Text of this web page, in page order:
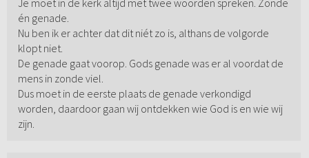
Je moet in de kerk altijd met twee woorden spreken. Zonde
én genade.
Nu ben ik er achter dat dit niét zo is, althans de volgorde
klopt niet.
De genade gaat voorop. Gods genade was er al voordat de
mens in zonde viel.
Dus moet in de eerste plaats de genade verkondigd
worden, daardoor gaan wij ontdekken wie God is en wie wij
zijn.